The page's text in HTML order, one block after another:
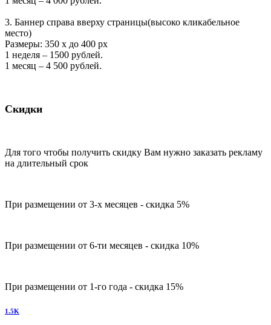
3. Баннер справа вверху страницы(высоко кликабельное
место)
Размеры: 350 х до 400 px
1 неделя – 1500 рублей.
1 месяц – 4 500 рублей.
Скидки
Для того чтобы получить скидку Вам нужно заказать рекламу
на длительный срок
При размещении от 3-х месяцев - скидка 5%
При размещении от 6-ти месяцев - скидка 10%
При размещении от 1-го года - скидка 15%
1.5K